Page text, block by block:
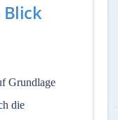
Grundlage
die